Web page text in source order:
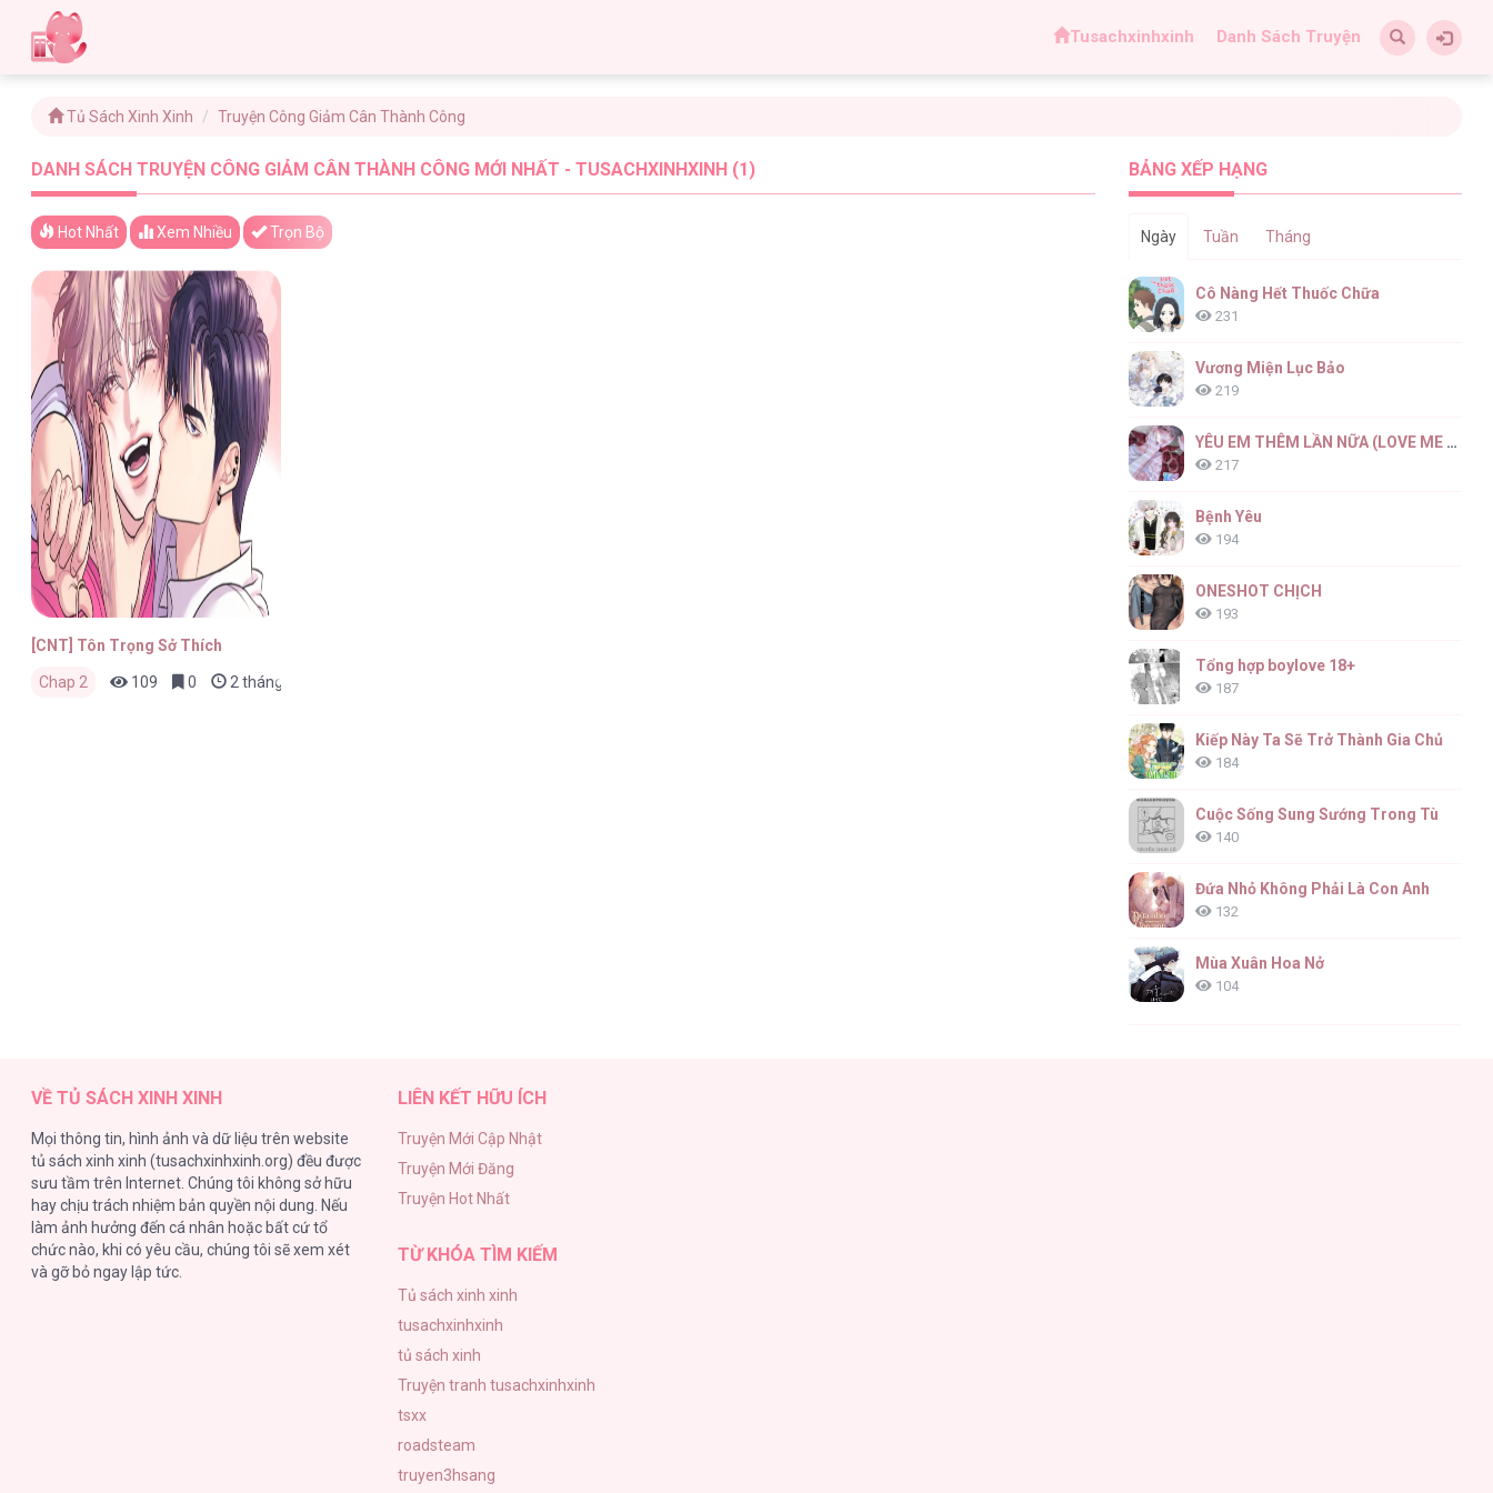
Tusachxinhxinh Danh Sách Truyện
Tủ Sách Xinh Xinh Truyện Công Giảm Cân Thành Công
DANH SÁCH TRUYỆN CÔNG GIẢM CÂN THÀNH CÔNG MỚI NHẤT - TUSACHXINHXINH (1)
Hot Nhất Xem Nhiều Trọn Bộ
[CNT] Tôn Trọng Sở Thích
Chap 2 109 0 2 tháng trước
BẢNG XẾP HẠNG
Ngày Tuần Tháng
Cô Nàng Hết Thuốc Chữa
231
Vương Miện Lục Bảo
219
YÊU EM THÊM LẦN NỮA (LOVE ME AGAIN)
217
Bệnh Yêu
194
ONESHOT CHỊCH
193
Tổng hợp boylove 18+
187
Kiếp Này Ta Sẽ Trở Thành Gia Chủ
184
Cuộc Sống Sung Sướng Trong Tù
140
Đứa Nhỏ Không Phải Là Con Anh
132
Mùa Xuân Hoa Nở
104
VỀ TỦ SÁCH XINH XINH
Mọi thông tin, hình ảnh và dữ liệu trên website
tủ sách xinh xinh (tusachxinhxinh.org) đều được
sưu tầm trên Internet. Chúng tôi không sở hữu
hay chịu trách nhiệm bản quyền nội dung. Nếu
làm ảnh hưởng đến cá nhân hoặc bất cứ tổ
chức nào, khi có yêu cầu, chúng tôi sẽ xem xét
và gỡ bỏ ngay lập tức.
LIÊN KẾT HỮU ÍCH
Truyện Mới Cập Nhật
Truyện Mới Đăng
Truyện Hot Nhất
TỪ KHÓA TÌM KIẾM
Tủ sách xinh xinh
tusachxinhxinh
tủ sách xinh
Truyện tranh tusachxinhxinh
tsxx
roadsteam
truyen3hsang